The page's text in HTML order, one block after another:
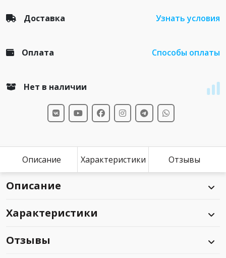
Доставка Узнать условия
Оплата Способы оплаты
Нет в наличии
Описание Характеристики Отзывы
Описание
Характеристики
Отзывы